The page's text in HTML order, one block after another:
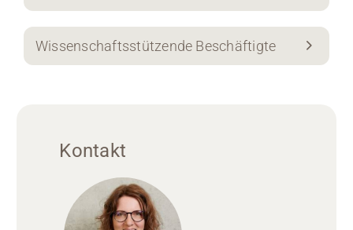
Wissenschaftsstützende Beschäftigte
Kontakt